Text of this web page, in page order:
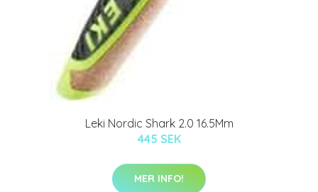
Leki Nordic Shark 2.0 16.5Mm
445 SEK
MER INFO!